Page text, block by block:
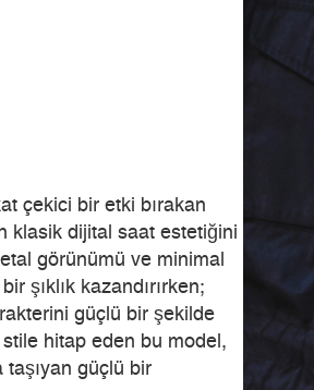
çekici bir etki bırakan
klasik dijital saat estetiğini
görünümü ve minimal
şıklık kazandırırken;
güçlü bir şekilde
stile hitap eden bu model,
taşıyan güçlü bir